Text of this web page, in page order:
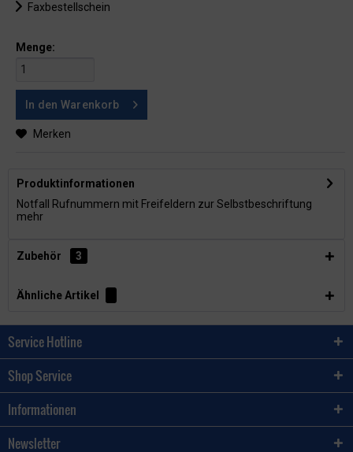
Faxbestellschein
Menge:
In den Warenkorb
Merken
Produktinformationen
Notfall Rufnummern mit Freifeldern zur Selbstbeschriftung
mehr
Zubehör 3
Ähnliche Artikel
Service Hotline
Shop Service
Informationen
Newsletter